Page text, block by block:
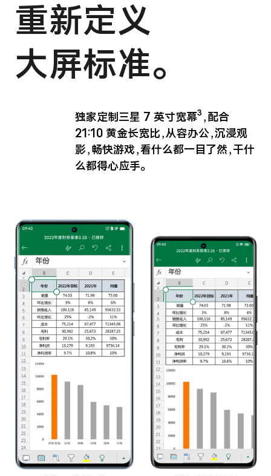
重新定义
大屏标准。
独家定制三星 7 英寸宽幕3 ，配合
21:10 黄金长宽比，从容办公，沉浸观
影，畅快游戏，看什么都一目了然，干什
么都得心应手。